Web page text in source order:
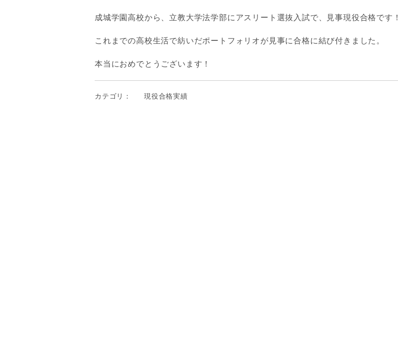
成城学園高校から、立教大学法学部にアスリート選抜入試で、見事現役合格です！
これまでの高校生活で紡いだポートフォリオが見事に合格に結び付きました。
本当におめでとうございます！
カテゴリ： 現役合格実績